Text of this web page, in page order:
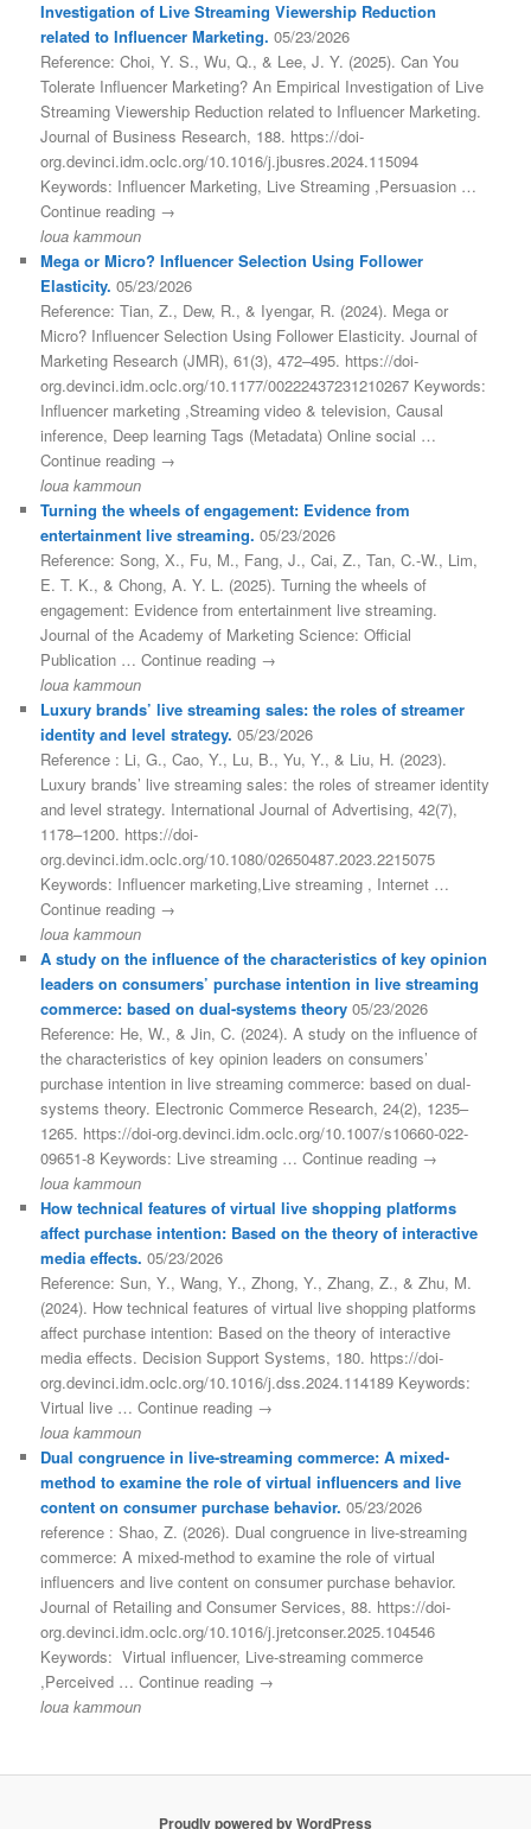
Investigation of Live Streaming Viewership Reduction
related to Influencer Marketing. 05/23/2026
Reference: Choi, Y. S., Wu, Q., & Lee, J. Y. (2025). Can You
Tolerate Influencer Marketing? An Empirical Investigation of Live
Streaming Viewership Reduction related to Influencer Marketing.
Journal of Business Research, 188. https://doi-
org.devinci.idm.oclc.org/10.1016/j.jbusres.2024.115094
Keywords: Influencer Marketing, Live Streaming ,Persuasion …
Continue reading →
loua kammoun
Mega or Micro? Influencer Selection Using Follower
Elasticity. 05/23/2026
Reference: Tian, Z., Dew, R., & Iyengar, R. (2024). Mega or
Micro? Influencer Selection Using Follower Elasticity. Journal of
Marketing Research (JMR), 61(3), 472–495. https://doi-
org.devinci.idm.oclc.org/10.1177/00222437231210267 Keywords:
Influencer marketing ,Streaming video & television, Causal
inference, Deep learning Tags (Metadata) Online social …
Continue reading →
loua kammoun
Turning the wheels of engagement: Evidence from
entertainment live streaming. 05/23/2026
Reference: Song, X., Fu, M., Fang, J., Cai, Z., Tan, C.-W., Lim,
E. T. K., & Chong, A. Y. L. (2025). Turning the wheels of
engagement: Evidence from entertainment live streaming.
Journal of the Academy of Marketing Science: Official
Publication … Continue reading →
loua kammoun
Luxury brands’ live streaming sales: the roles of streamer
identity and level strategy. 05/23/2026
Reference : Li, G., Cao, Y., Lu, B., Yu, Y., & Liu, H. (2023).
Luxury brands’ live streaming sales: the roles of streamer identity
and level strategy. International Journal of Advertising, 42(7),
1178–1200. https://doi-
org.devinci.idm.oclc.org/10.1080/02650487.2023.2215075
Keywords: Influencer marketing,Live streaming , Internet …
Continue reading →
loua kammoun
A study on the influence of the characteristics of key opinion
leaders on consumers’ purchase intention in live streaming
commerce: based on dual-systems theory 05/23/2026
Reference: He, W., & Jin, C. (2024). A study on the influence of
the characteristics of key opinion leaders on consumers’
purchase intention in live streaming commerce: based on dual-
systems theory. Electronic Commerce Research, 24(2), 1235–
1265. https://doi-org.devinci.idm.oclc.org/10.1007/s10660-022-
09651-8 Keywords: Live streaming … Continue reading →
loua kammoun
How technical features of virtual live shopping platforms
affect purchase intention: Based on the theory of interactive
media effects. 05/23/2026
Reference: Sun, Y., Wang, Y., Zhong, Y., Zhang, Z., & Zhu, M.
(2024). How technical features of virtual live shopping platforms
affect purchase intention: Based on the theory of interactive
media effects. Decision Support Systems, 180. https://doi-
org.devinci.idm.oclc.org/10.1016/j.dss.2024.114189 Keywords:
Virtual live … Continue reading →
loua kammoun
Dual congruence in live-streaming commerce: A mixed-
method to examine the role of virtual influencers and live
content on consumer purchase behavior. 05/23/2026
reference : Shao, Z. (2026). Dual congruence in live-streaming
commerce: A mixed-method to examine the role of virtual
influencers and live content on consumer purchase behavior.
Journal of Retailing and Consumer Services, 88. https://doi-
org.devinci.idm.oclc.org/10.1016/j.jretconser.2025.104546
Keywords: Virtual influencer, Live-streaming commerce
,Perceived … Continue reading →
loua kammoun
Proudly powered by WordPress